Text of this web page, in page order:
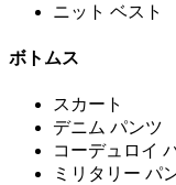
ニット ベスト
ボトムス
スカート
デニム パンツ
コーデュロイ
ミリタリー パ